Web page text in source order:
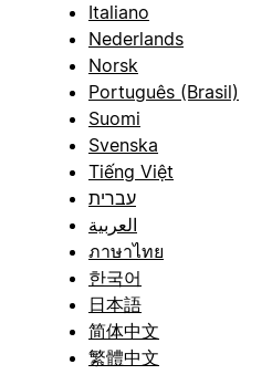
Italiano
Nederlands
Norsk
Português (Brasil)
Suomi
Svenska
Tiếng Việt
עברית
العربية
ภาษาไทย
한국어
日本語
简体中文
繁體中文